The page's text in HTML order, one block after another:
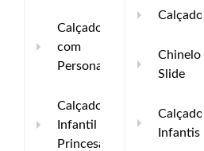
Calçados
com
Personagens
Calçado
Infantil
Princesa
Calçados
Chinelo
Slide
Calçados
Infantis